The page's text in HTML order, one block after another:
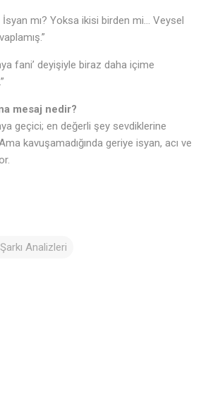
İsyan mı? Yoksa ikisi birden mi… Veysel
fani’ deyişiyle biraz daha içime
mesaj nedir?
geçici; en değerli şey sevdiklerine
kavuşamadığında geriye isyan, acı ve
Analizleri